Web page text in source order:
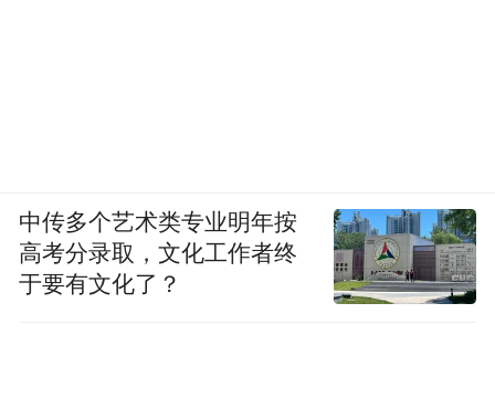
中传多个艺术类专业明年按
高考分录取，文化工作者终
于要有文化了？